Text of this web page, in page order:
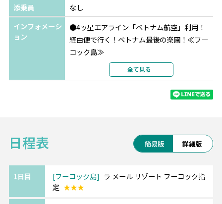
利用形態
部屋カテゴリ
指定なし
添乗員
なし
インフォメーシ
ョン
●4ッ星エアライン「ベトナム航空」利用！
経由便で行く！ベトナム最後の楽園！≪フー
コック島≫
嬉しい！到着日から楽しめる、往路同日到着
～ベトナム最後の秘境＆ベトナム最大の商
*.。.*゜=============================
ベトナム最大の島・フーコック島。
全て見る
日程表 簡易版 詳細版
1日目 フーコック島
ラ メール リゾート フーコック指
定 ★★★